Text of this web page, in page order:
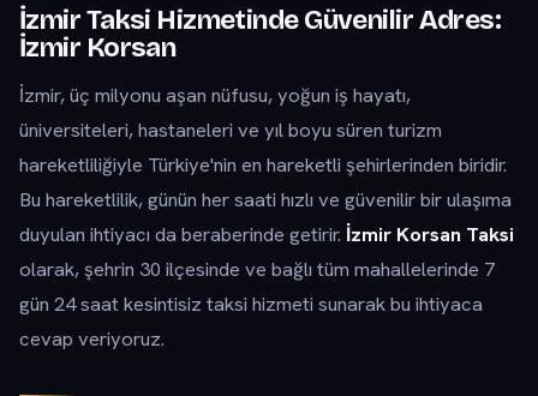
İzmir Taksi Hizmetinde Güvenilir Adres:
İzmir Korsan
İzmir, üç milyonu aşan nüfusu, yoğun iş hayatı,
üniversiteleri, hastaneleri ve yıl boyu süren turizm
hareketliliğiyle Türkiye'nin en hareketli şehirlerinden biridir.
Bu hareketlilik, günün her saati hızlı ve güvenilir bir ulaşıma
duyulan ihtiyacı da beraberinde getirir. İzmir Korsan Taksi
olarak, şehrin 30 ilçesinde ve bağlı tüm mahallelerinde 7
gün 24 saat kesintisiz taksi hizmeti sunarak bu ihtiyaca
cevap veriyoruz.